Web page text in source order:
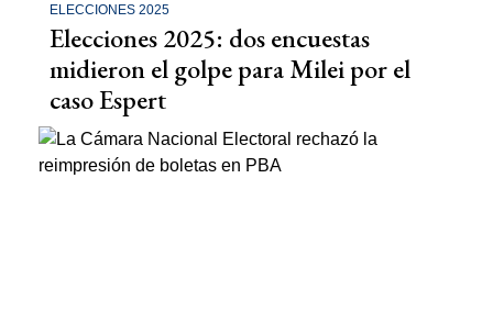
ELECCIONES 2025
Elecciones 2025: dos encuestas
midieron el golpe para Milei por el
caso Espert